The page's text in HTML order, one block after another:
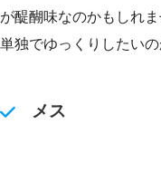
が醍醐味なのかもしれ
単独でゆっくりしたいの
メス